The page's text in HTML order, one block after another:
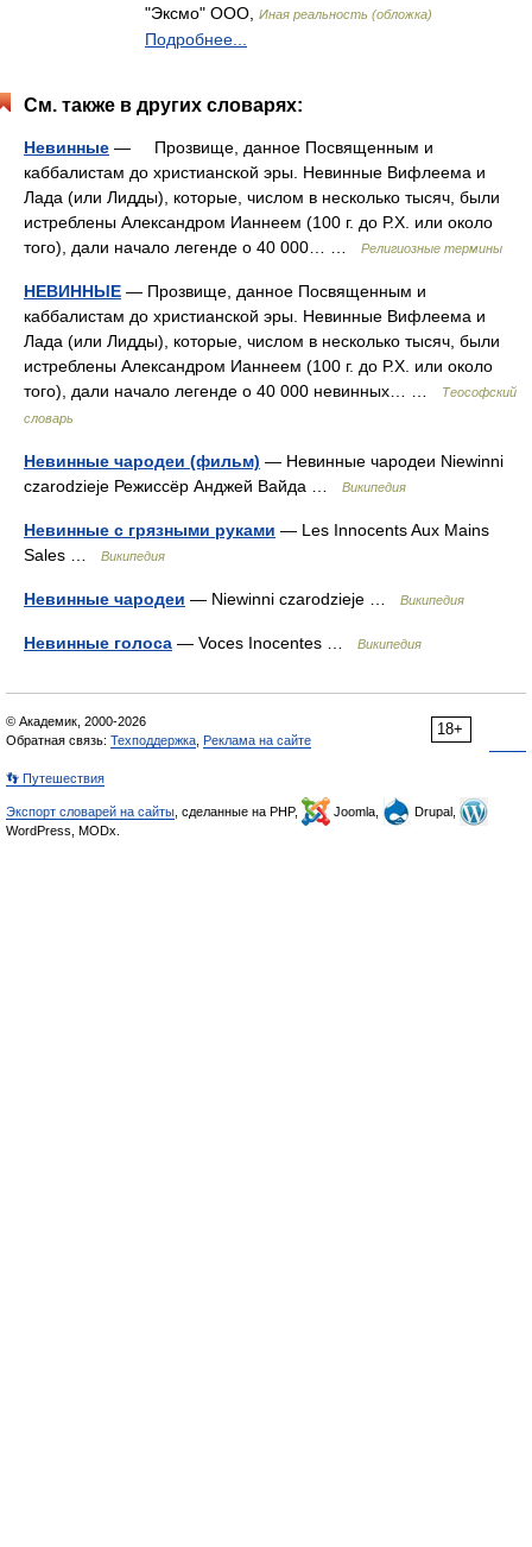
"Эксмо" ООО,
Иная реальность (обложка)
Подробнее...
См. также в других словарях:
Невинные — Прозвище, данное Посвященным и
каббалистам до христианской эры. Невинные Вифлеема и
Лада (или Лидды), которые, числом в несколько тысяч, были
истреблены Александром Ианнеем (100 г. до Р.Х. или около
того), дали начало легенде о 40 000… …
Религиозные термины
НЕВИННЫЕ — Прозвище, данное Посвященным и
каббалистам до христианской эры. Невинные Вифлеема и
Лада (или Лидды), которые, числом в несколько тысяч, были
истреблены Александром Ианнеем (100 г. до Р.Х. или около
того), дали начало легенде о 40 000 невинных… …
Теософский
словарь
Невинные чародеи (фильм) — Невинные чародеи Niewinni
czarodzieje Режиссёр Анджей Вайда …
Википедия
Невинные с грязными руками — Les Innocents Aux Mains
Sales …
Википедия
Невинные чародеи — Niewinni czarodzieje … Википедия
Невинные голоса — Voces Inocentes … Википедия
18+
© Академик, 2000-2026
Обратная связь: Техподдержка Реклама на сайте
👣 Путешествия
Экспорт словарей на сайты , сделанные на PHP, Joomla,
Drupal,
WordPress, MODx.